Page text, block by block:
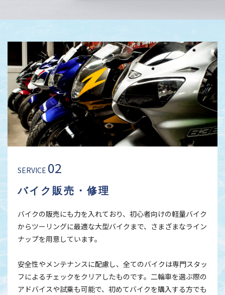
SERVICE 02
バイク販売・修理
バイクの販売にも力を入れており、初心者向けの軽量バイク
からツーリングに最適な大型バイクまで、さまざまなライン
ナップを用意しています。
安全性やメンテナンスに配慮し、全てのバイクは専門スタッ
フによるチェックをクリアしたものです。二輪車を選ぶ際の
アドバイスや試乗も可能で、初めてバイクを購入する方でも